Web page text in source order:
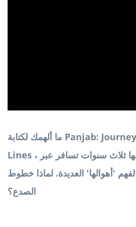
ما ألهمك لكتابة Panjab: Journeys Through Fault
Lines ، والتي قضيت من أجلها ثلاث سنوات تسافر عبر
'أهوالها' العديدة. لماذا خطوط
الصدع؟